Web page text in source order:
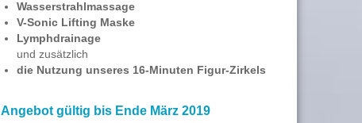
Wasserstrahlmassage
V-Sonic Lifting Maske
Lymphdrainage
und zusätzlich
die Nutzung unseres 16-Minuten Figur-Zirkels
Angebot gültig bis Ende März 2019